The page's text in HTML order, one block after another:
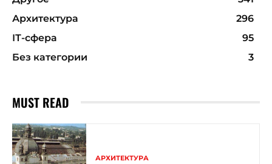
Архитектура
296
ІТ-сфера
95
Без категории
3
MUST READ
АРХИТЕКТУРА